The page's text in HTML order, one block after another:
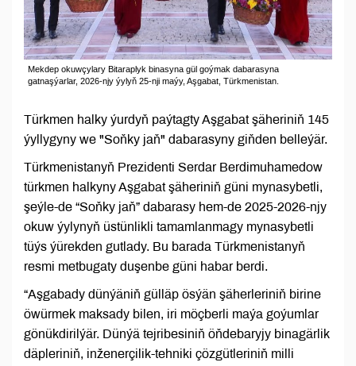
Mekdep okuwçylary Bitaraplyk binasyna gül goýmak dabarasyna
gatnaşýarlar, 2026-njy ýylyň 25-nji maýy, Aşgabat, Türkmenistan.
Türkmen halky ýurdyň paýtagty Aşgabat şäheriniň 145
ýyllygyny we "Soňky jaň" dabarasyny giňden belleýär.
Türkmenistanyň Prezidenti Serdar Berdimuhamedow
türkmen halkyny Aşgabat şäheriniň güni mynasybetli,
şeýle-de “Soňky jaň” dabarasy hem-de 2025-2026-njy
okuw ýylynyň üstünlikli tamamlanmagy mynasybetli
tüýs ýürekden gutlady. Bu barada Türkmenistanyň
resmi metbugaty duşenbe güni habar berdi.
“Aşgabady dünýäniň gülläp ösýän şäherleriniň birine
öwürmek maksady bilen, iri möçberli maýa goýumlar
gönükdirilýär. Dünýä tejribesiniň öňdebaryjy binagärlik
däpleriniň, inženerçilik-tehniki çözgütleriniň milli